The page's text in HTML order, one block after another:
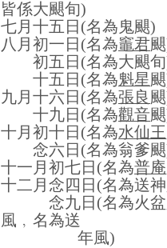
皆係大颶旬)
七月十五日 (名為鬼颶)
八月初一日 (名為竈君颶
初五日 (名為大颶旬
十五日 (名為魁星颶
九月十六日 (名為張良颶
十九日 (名為觀音颶
十月初十日 (名為水仙王
念六日 (名為翁爹颶
十一月初七日 (名為普庵
十二月念四日 (名為送
念九日 (名為火
風﹐名為送
年風)